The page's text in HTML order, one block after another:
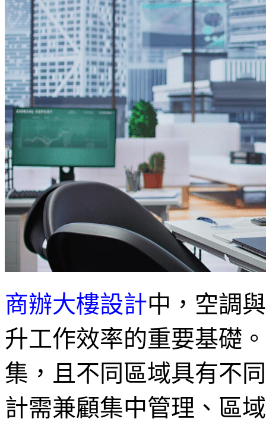
商辦大樓設計中，空調
升工作效率的重要基礎
集，且不同區域具有不
計需兼顧集中管理、區